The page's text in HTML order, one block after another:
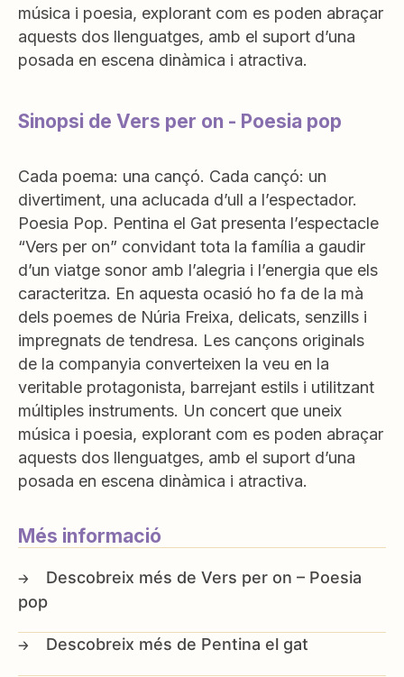
música i poesia, explorant com es poden abraçar
aquests dos llenguatges, amb el suport d’una
posada en escena dinàmica i atractiva.
Sinopsi de Vers per on - Poesia pop
Cada poema: una cançó. Cada cançó: un
divertiment, una aclucada d’ull a l’espectador.
Poesia Pop. Pentina el Gat presenta l’espectacle
“Vers per on” convidant tota la família a gaudir
d’un viatge sonor amb l’alegria i l’energia que els
caracteritza. En aquesta ocasió ho fa de la mà
dels poemes de Núria Freixa, delicats, senzills i
impregnats de tendresa. Les cançons originals
de la companyia converteixen la veu en la
veritable protagonista, barrejant estils i utilitzant
múltiples instruments. Un concert que uneix
música i poesia, explorant com es poden abraçar
aquests dos llenguatges, amb el suport d’una
posada en escena dinàmica i atractiva.
Més informació
Vers per on – Poesia
pop
Pentina el gat